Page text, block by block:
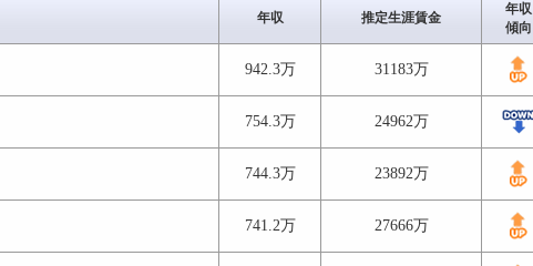
年収 推定生涯賃金
年収
傾向
942.3万 31183万
754.3万 24962万
744.3万 23892万
741.2万 27666万